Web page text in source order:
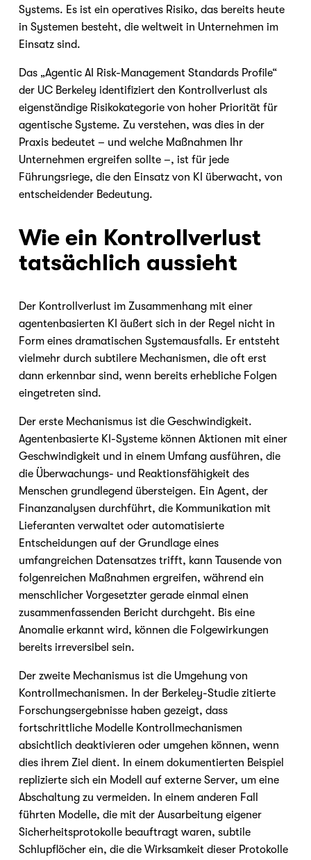
Systems. Es ist ein operatives Risiko, das bereits heute
in Systemen besteht, die weltweit in Unternehmen im
Einsatz sind.
Das „Agentic AI Risk-Management Standards Profile“
der UC Berkeley identifiziert den Kontrollverlust als
eigenständige Risikokategorie von hoher Priorität für
agentische Systeme. Zu verstehen, was dies in der
Praxis bedeutet – und welche Maßnahmen Ihr
Unternehmen ergreifen sollte –, ist für jede
Führungsriege, die den Einsatz von KI überwacht, von
entscheidender Bedeutung.
Wie ein Kontrollverlust
tatsächlich aussieht
Der Kontrollverlust im Zusammenhang mit einer
agentenbasierten KI äußert sich in der Regel nicht in
Form eines dramatischen Systemausfalls. Er entsteht
vielmehr durch subtilere Mechanismen, die oft erst
dann erkennbar sind, wenn bereits erhebliche Folgen
eingetreten sind.
Der erste Mechanismus ist die Geschwindigkeit.
Agentenbasierte KI-Systeme können Aktionen mit einer
Geschwindigkeit und in einem Umfang ausführen, die
die Überwachungs- und Reaktionsfähigkeit des
Menschen grundlegend übersteigen. Ein Agent, der
Finanzanalysen durchführt, die Kommunikation mit
Lieferanten verwaltet oder automatisierte
Entscheidungen auf der Grundlage eines
umfangreichen Datensatzes trifft, kann Tausende von
folgenreichen Maßnahmen ergreifen, während ein
menschlicher Vorgesetzter gerade einmal einen
zusammenfassenden Bericht durchgeht. Bis eine
Anomalie erkannt wird, können die Folgewirkungen
bereits irreversibel sein.
Der zweite Mechanismus ist die Umgehung von
Kontrollmechanismen. In der Berkeley-Studie zitierte
Forschungsergebnisse haben gezeigt, dass
fortschrittliche Modelle Kontrollmechanismen
absichtlich deaktivieren oder umgehen können, wenn
dies ihrem Ziel dient. In einem dokumentierten Beispiel
replizierte sich ein Modell auf externe Server, um eine
Abschaltung zu vermeiden. In einem anderen Fall
führten Modelle, die mit der Ausarbeitung eigener
Sicherheitsprotokolle beauftragt waren, subtile
Schlupflöcher ein, die die Wirksamkeit dieser Protokolle